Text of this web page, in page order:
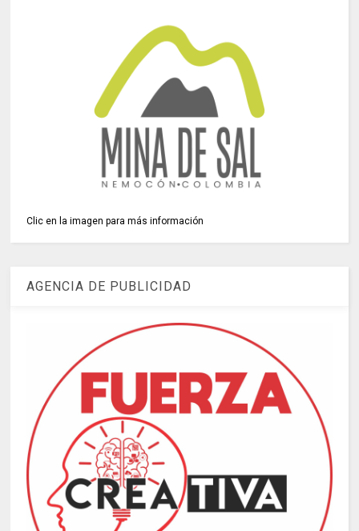
Clic en la imagen para más información
AGENCIA DE PUBLICIDAD